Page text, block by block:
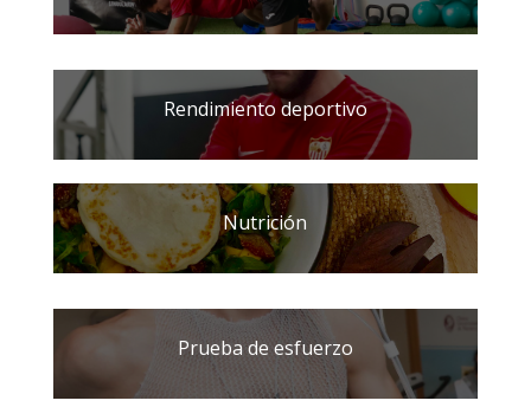
Rendimiento deportivo
Nutrición
Prueba de esfuerzo